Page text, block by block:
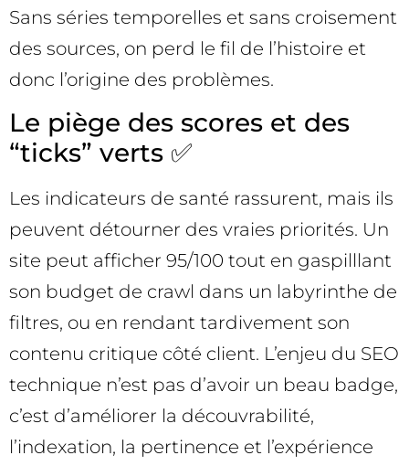
Sans séries temporelles et sans croisement
des sources, on perd le fil de l’histoire et
donc l’origine des problèmes.
Le piège des scores et des
“ticks” verts ✅
Les indicateurs de santé rassurent, mais ils
peuvent détourner des vraies priorités. Un
site peut afficher 95/100 tout en gaspilllant
son budget de crawl dans un labyrinthe de
filtres, ou en rendant tardivement son
contenu critique côté client. L’enjeu du SEO
technique n’est pas d’avoir un beau badge,
c’est d’améliorer la découvrabilité,
l’indexation, la pertinence et l’expérience